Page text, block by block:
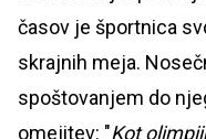
časov je športnica
skrajnih meja.
spoštovanjem do
omejitev: "Kot